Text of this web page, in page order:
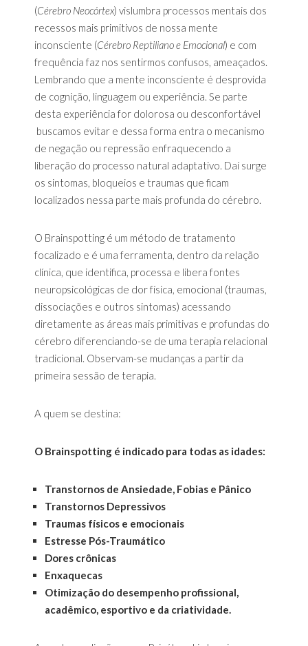
(Cérebro Neocórtex) vislumbra processos mentais dos
recessos mais primitivos de nossa mente
inconsciente (Cérebro Reptiliano e Emocional) e com
frequência faz nos sentirmos confusos, ameaçados.
Lembrando que a mente inconsciente é desprovida
de cognição, linguagem ou experiência. Se parte
desta experiência for dolorosa ou desconfortável
buscamos evitar e dessa forma entra o mecanismo
de negação ou repressão enfraquecendo a
liberação do processo natural adaptativo. Daí surge
os sintomas, bloqueios e traumas que ficam
localizados nessa parte mais profunda do cérebro.
O Brainspotting é um método de tratamento
focalizado e é uma ferramenta, dentro da relação
clínica, que identifica, processa e libera fontes
neuropsicológicas de dor física, emocional (traumas,
dissociações e outros sintomas) acessando
diretamente as áreas mais primitivas e profundas do
cérebro diferenciando-se de uma terapia relacional
tradicional. Observam-se mudanças a partir da
primeira sessão de terapia.
A quem se destina:
O Brainspotting é indicado para todas as idades:
Transtornos de Ansiedade, Fobias e Pânico
Transtornos Depressivos
Traumas físicos e emocionais
Estresse Pós-Traumático
Dores crônicas
Enxaquecas
Otimização do desempenho profissional,
acadêmico, esportivo e da criatividade.